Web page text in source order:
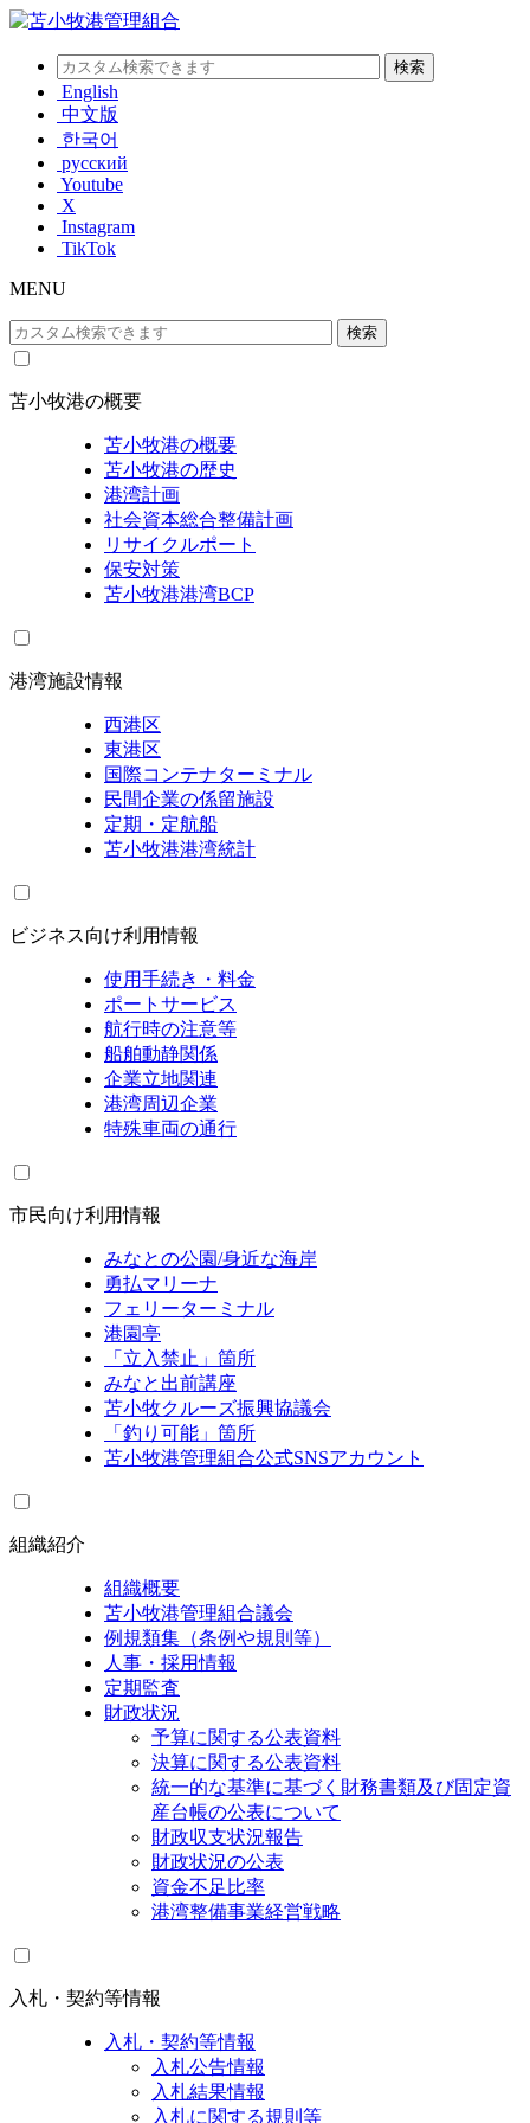
English
中文版
한국어
русский
Youtube
X
Instagram
TikTok
MENU
苫小牧港の概要
苫小牧港の概要
苫小牧港の歴史
港湾計画
社会資本総合整備計画
リサイクルポート
保安対策
苫小牧港港湾BCP
港湾施設情報
西港区
東港区
国際コンテナターミナル
民間企業の係留施設
定期・定航船
苫小牧港港湾統計
ビジネス向け利用情報
使用手続き・料金
ポートサービス
航行時の注意等
船舶動静関係
企業立地関連
港湾周辺企業
特殊車両の通行
市民向け利用情報
みなとの公園/身近な海岸
勇払マリーナ
フェリーターミナル
港園亭
「立入禁止」箇所
みなと出前講座
苫小牧クルーズ振興協議会
「釣り可能」箇所
苫小牧港管理組合公式SNSアカウント
組織紹介
組織概要
苫小牧港管理組合議会
例規類集（条例や規則等）
人事・採用情報
定期監査
財政状況
予算に関する公表資料
決算に関する公表資料
統一的な基準に基づく財務書類及び固定資
産台帳の公表について
財政収支状況報告
財政状況の公表
資金不足比率
港湾整備事業経営戦略
入札・契約等情報
入札・契約等情報
入札公告情報
入札結果情報
入札に関する規則等